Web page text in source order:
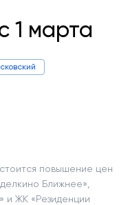
1 марта
повышение цен
Ближнее»,
и ЖК «Резиденции